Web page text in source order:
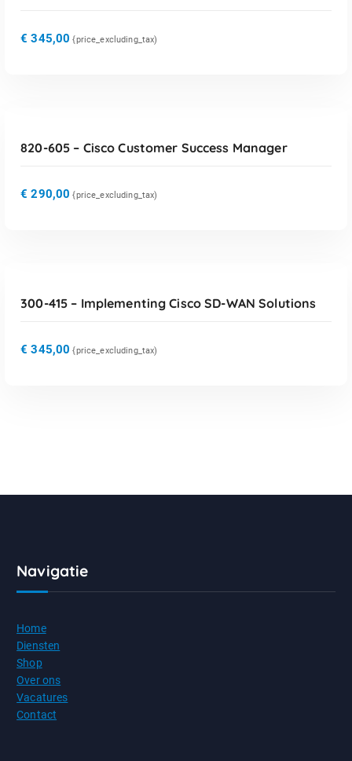
€ 345,00 {price_excluding_tax)
820-605 – Cisco Customer Success Manager
€ 290,00 {price_excluding_tax)
300-415 – Implementing Cisco SD-WAN Solutions
€ 345,00 {price_excluding_tax)
Navigatie
Home
Diensten
Shop
Over ons
Vacatures
Contact